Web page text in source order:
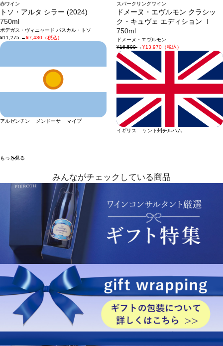
赤ワイン
トソ・アルタ シラー (2024)
750ml
ボデガス・ヴィニャード パスカル・トソ
¥11,275→¥7,480（税込）
アルゼンチン メンドーサ マイプ
スパークリングワイン
ドメーヌ・エヴルモン クラシッ
ク・キュヴェ エディション Ⅰ
750ml
ドメーヌ・エヴルモン
¥16,500→¥13,970（税込）
イギリス ケント州チルハム
もっと見る
みんながチェックしている商品